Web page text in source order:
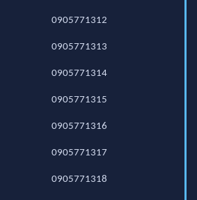
0905771312
0905771313
0905771314
0905771315
0905771316
0905771317
0905771318